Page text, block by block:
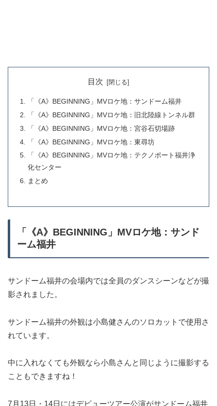
目次
「《A》BEGINNING」MVロケ地：サンドーム福井
「《A》BEGINNING」MVロケ地：旧北陸線トンネル群
「《A》BEGINNING」MVロケ地：宮谷石切場跡
「《A》BEGINNING」MVロケ地：東尋坊
「《A》BEGINNING」MVロケ地：テクノポート福井浄
化センター
まとめ
「《A》BEGINNING」MVロケ地：サンド
ーム福井
サンドーム福井の会場内では全員のダンスシーンなどが撮
影されました。
サンドーム福井の外観は小島健さんのソロカットで使用さ
れています。
中に入れなくても外観なら小島さんと同じように撮影する
こともできますね！
7月13日・14日にはデビューツアー公演がサンドーム福井